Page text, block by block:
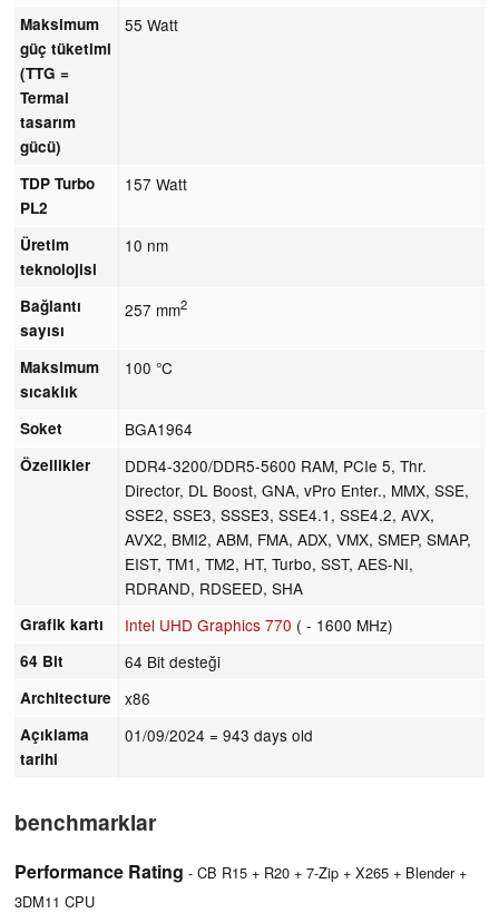
Maksimum
güç tüketimi
(TTG =
Termal
tasarım
gücü)
55 Watt
TDP Turbo
PL2
157 Watt
Üretim
teknolojisi
10 nm
Bağlantı
sayısı
257 mm2
Maksimum
sıcaklık
100 °C
Soket BGA1964
Özellikler
DDR4-3200/DDR5-5600 RAM, PCIe 5, Thr.
Director, DL Boost, GNA, vPro Enter., MMX, SSE,
SSE2, SSE3, SSSE3, SSE4.1, SSE4.2, AVX,
AVX2, BMI2, ABM, FMA, ADX, VMX, SMEP, SMAP,
EIST, TM1, TM2, HT, Turbo, SST, AES-NI,
RDRAND, RDSEED, SHA
Grafik kartı Intel UHD Graphics 770 ( - 1600 MHz)
64 Bit 64 Bit desteği
Architecture x86
Açıklama
tarihi
01/09/2024 = 943 days old
benchmarklar
Performance Rating - CB R15 + R20 + 7-Zip + X265 + Blender +
3DM11 CPU